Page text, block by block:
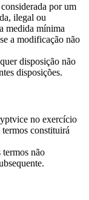
por um
ilegal ou
medida mínima
a modificação não
disposição não
disposições.
no exercício
constituirá
não